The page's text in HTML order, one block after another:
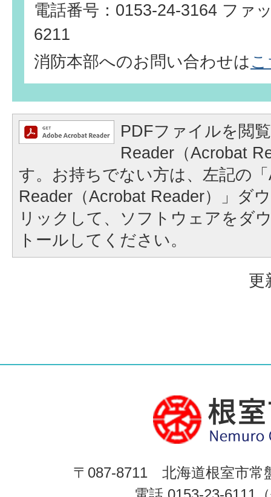
電話番号：0153-24-3164 ファ
6211
消防本部へのお問い合わせは
PDFファイルを閲
Reader（Acrobat
す。お持ちでない方は、左記の
Reader（Acrobat Reader）」ダ
リックして、ソフトウェアをダ
トールしてください。
更
〒087-8711 北海道根室市常